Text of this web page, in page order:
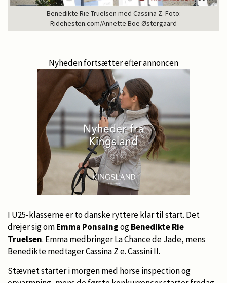
Benedikte Rie Truelsen med Cassina Z. Foto:
Ridehesten.com/Annette Boe Østergaard
Nyheden fortsætter efter annoncen
I U25-klasserne er to danske ryttere klar til start. Det
drejer sig omEmma PonsaingogBenedikte Rie
Truelsen. Emma medbringer La Chance de Jade, mens
Benedikte medtager Cassina Z e. Cassini II.
Stævnet starter i morgen med horse inspection og